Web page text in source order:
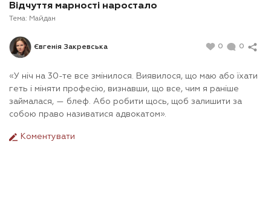
Відчуття марності наростало
Тема: Майдан
Євгенія Закревська 0 0
«У ніч на 30-те все змінилося. Виявилося, що маю або їхати
геть і міняти професію, визнавши, що все, чим я раніше
займалася, — блеф. Або робити щось, щоб залишити за
собою право називатися адвокатом».
Коментувати